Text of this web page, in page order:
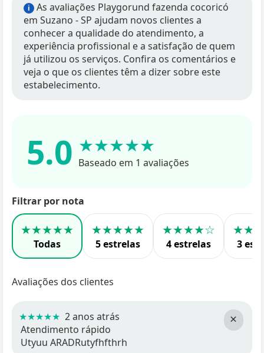
i
As avaliações Playgorund fazenda cocoricó
em Suzano - SP ajudam novos clientes a
conhecer a qualidade do atendimento, a
experiência profissional e a satisfação de quem
já utilizou os serviços. Confira os comentários e
veja o que os clientes têm a dizer sobre este
estabelecimento.
5.0 ★★★★★
Baseado em 1 avaliações
Filtrar por nota
★★★★★
Todas
★★★★★
5 estrelas
★★★★☆
4 estrelas 3
Avaliações dos clientes
×
★★★★★ 2 anos atrás
Atendimento rápido
Utyuu ARADRutyfhfthrh